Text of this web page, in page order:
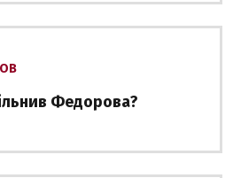
Федорова?